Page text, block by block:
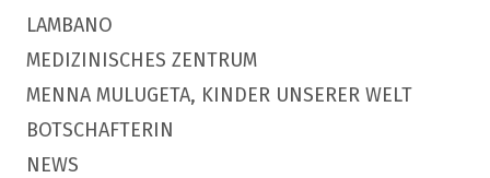
LAMBANO
MEDIZINISCHES ZENTRUM
MENNA MULUGETA, KINDER UNSERER WELT
BOTSCHAFTERIN
NEWS